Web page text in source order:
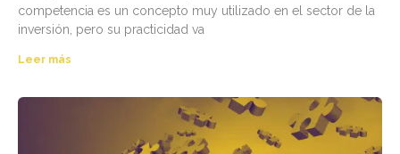
competencia es un concepto muy utilizado en el sector de la
inversión, pero su practicidad va
Leer más